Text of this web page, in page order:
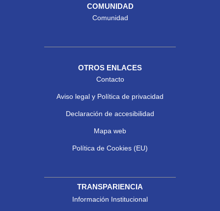
COMUNIDAD
Comunidad
OTROS ENLACES
Contacto
Aviso legal y Política de privacidad
Declaración de accesibilidad
Mapa web
Política de Cookies (EU)
TRANSPARIENCIA
Información Institucional